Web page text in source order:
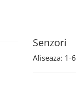
Senzori
Afiseaza: 1-6